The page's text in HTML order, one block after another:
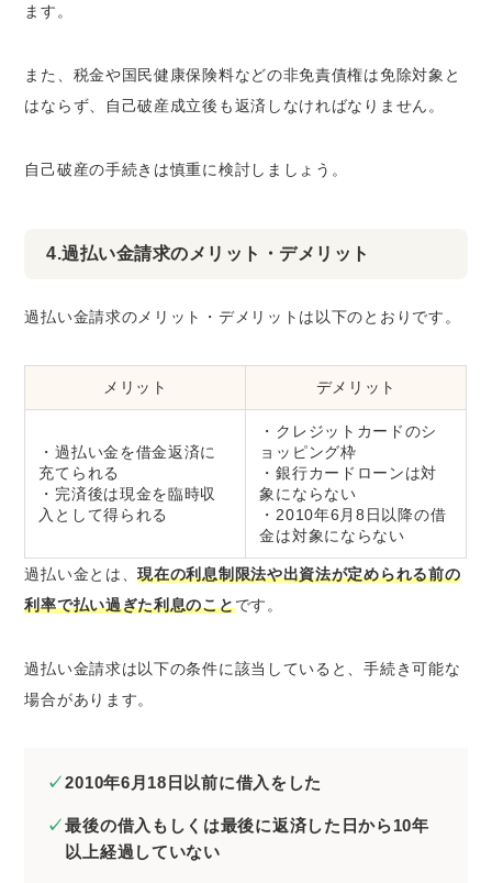
ます。
また、 税金や国民健康保険料などの非免責債権は免除対象と
はならず、自己破産成立後も返済しなければなりません 。
自己破産の手続きは慎重に検討しましょう。
4.過払い金請求のメリット・デメリット
過払い金請求のメリット・デメリットは以下のとおりです。
メリット デメリット
・過払い金を借金返済に
充てられる
・完済後は現金を臨時収
入として得られる
・クレジットカードのシ
ョッピング枠
・銀行カードローンは対
象にならない
・2010年6月8日以降の借
金は対象にならない
過払い金とは、現在の利息制限法や出資法が定められる前の
利率で払い過ぎた利息のことです。
過払い金請求は以下の条件に該当していると、手続き可能な
場合があります。
2010年6月18日以前に借入をした
最後の借入もしくは最後に返済した日から10年
以上経過していない